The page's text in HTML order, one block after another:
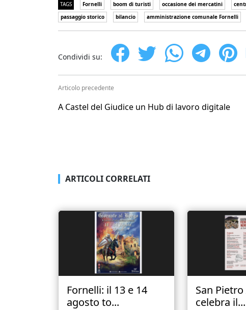
TAGS Fornelli boom di turisti occasione dei mercatini
passaggio storico
bilancio amministrazione comunale Fornelli
Condividi su:
Articolo precedente
A Castel del Giudice un Hub di lavoro digitale
ARTICOLI CORRELATI
Fornelli: il 13 e 14
agosto to...
San
celebra il...